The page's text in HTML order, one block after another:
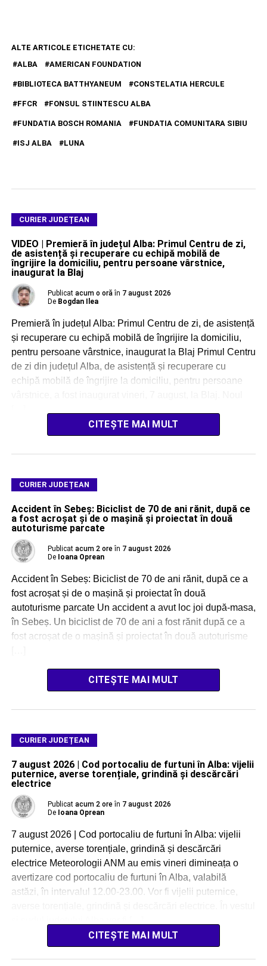
ALTE ARTICOLE ETICHETATE CU:
ALBA
AMERICAN FOUNDATION
BIBLIOTECA BATTHYANEUM CONSTELATIA HERCULE
FFCR FONSUL STIINTESCU ALBA
FUNDATIA BOSCH ROMANIA FUNDATIA COMUNITARA SIBIU
ISJ ALBA LUNA
CURIER JUDEȚEAN
VIDEO | Premieră în județul Alba: Primul Centru de zi,
de asistență și recuperare cu echipă mobilă de
îngrijire la domiciliu, pentru persoane vârstnice,
inaugurat la Blaj
Publicat acum o oră în 7 august 2026
De Bogdan Ilea
Premieră în județul Alba: Primul Centru de zi, de asistență
și recuperare cu echipă mobilă de îngrijire la domiciliu,
pentru persoane vârstnice, inaugurat la Blaj Primul Centru
de zi din județul Alba, de asistență și recuperare cu
echipă mobilă de îngrijire la domiciliu, pentru persoane
CITEȘTE MAI MULT
CURIER JUDEȚEAN
Accident în Sebeș: Biciclist de 70 de ani rănit, după ce
a fost acroșat și de o mașină și proiectat în două
autoturisme parcate
Publicat acum 2 ore în 7 august 2026
De Ioana Oprean
Accident în Sebeș: Biciclist de 70 de ani rănit, după ce a
fost acroșat și de o mașină și proiectat în două
autoturisme parcate Un accident a avut loc joi după-masa,
în Sebeș. Un biciclist de 70 de ani a fost rănit după ce a
fost acroșat de o mașină și proiectat în două autoturisme
CITEȘTE MAI MULT
CURIER JUDEȚEAN
7 august 2026 | Cod portocaliu de furtuni în Alba: vijelii
puternice, averse torențiale, grindină și descărcări
electrice
Publicat acum 2 ore în 7 august 2026
De Ioana Oprean
7 august 2026 | Cod portocaliu de furtuni în Alba: vijelii
puternice, averse torențiale, grindină și descărcări
electrice Meteorologii ANM au emis vineri dimineața o
avertizare cod portocaliu de furtuni în Alba, valabilă
astăzi, în intervalul 12.00-23.00. Vor fi vijelii puternice,
CITEȘTE MAI MULT